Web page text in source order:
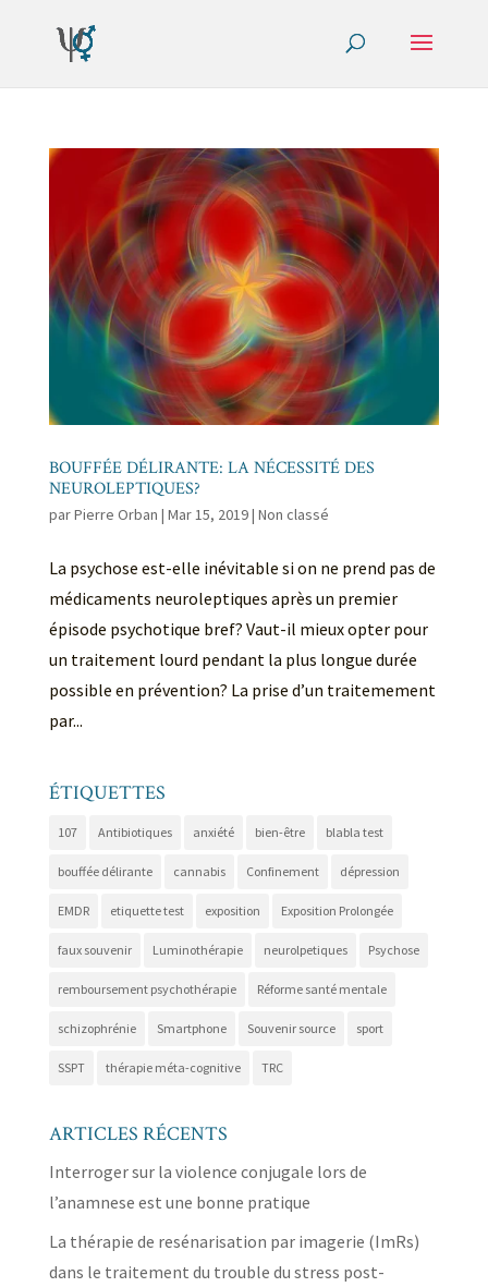
BOUFFÉE DÉLIRANTE: LA NÉCESSITÉ DES
NEUROLEPTIQUES?
parPierre Orban | Mar 15, 2019| Non classé
La psychose est-elle inévitable si on ne prend pas de
médicaments neuroleptiques après un premier
épisode psychotique bref? Vaut-il mieux opter pour
un traitement lourd pendant la plus longue durée
possible en prévention? La prise d’un traitemement
par...
ÉTIQUETTES
107 Antibiotiques anxiété bien-être blabla test
bouffée délirante cannabis Confinement dépression
EMDR etiquette test exposition Exposition Prolongée
faux souvenir Luminothérapie neurolpetiques Psychose
remboursement psychothérapie Réforme santé mentale
schizophrénie Smartphone Souvenir source sport
SSPT thérapie méta-cognitive TRC
ARTICLES RÉCENTS
Interroger sur la violence conjugale lors de
l’anamnese est une bonne pratique
La thérapie de resénarisation par imagerie (ImRs)
dans le traitement du trouble du stress post-